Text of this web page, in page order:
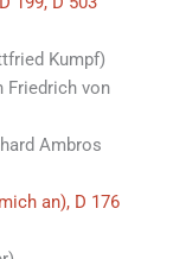
Kumpf)
von
Ambros
an), D 176